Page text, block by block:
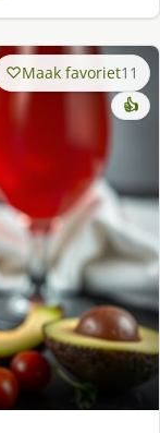
Maak favoriet11
👍